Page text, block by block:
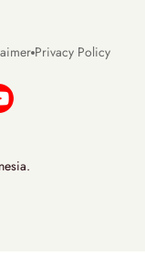
Privacy Policy